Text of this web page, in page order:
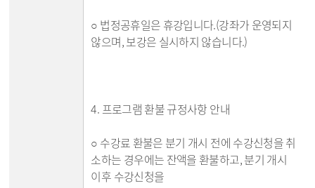
○ 법정공휴일은 휴강입니다.(강좌가 운영되지
않으며, 보강은 실시하지 않습니다.)
4. 프로그램 환불 규정사항 안내
○ 수강료 환불은 분기 개시 전에 수강신청을 취
소하는 경우에는 잔액을 환불하고, 분기 개시
이후 수강신청을